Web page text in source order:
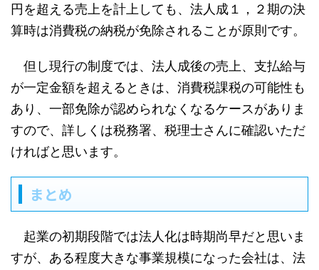
円を超える売上を計上しても、法人成１，２期の決
算時は消費税の納税が免除されることが原則です。
但し現行の制度では、法人成後の売上、支払給与
が一定金額を超えるときは、消費税課税の可能性も
あり、一部免除が認められなくなるケースがありま
すので、詳しくは税務署、税理士さんに確認いただ
ければと思います。
まとめ
起業の初期段階では法人化は時期尚早だと思いま
すが、ある程度大きな事業規模になった会社は、法